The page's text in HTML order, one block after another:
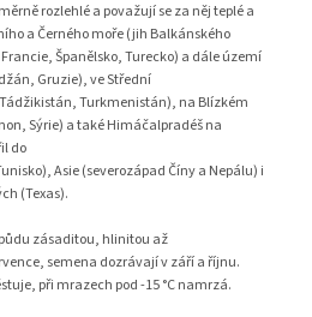
rozlehlé a považují se za něj teplé a
a Černého moře (jih Balkánského
Španělsko, Turecko) a dále území
Gruzie), ve Střední
Turkmenistán), na Blízkém
Sýrie) a také Himáčalpradéš na
do
Asie (severozápad Číny a Nepálu) i
(Texas).
zásaditou, hlinitou až
semena dozrávají v září a říjnu.
při mrazech pod -15 °C namrzá.